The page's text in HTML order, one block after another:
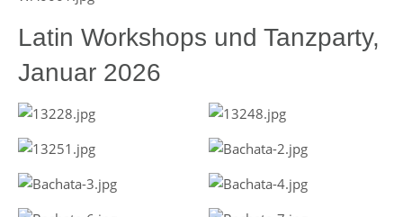
Latin Workshops und Tanzparty,
Januar 2026